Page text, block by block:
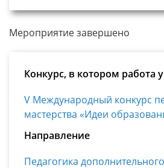
Мероприятие завершено
Конкурс, в котором работа
V Международный конкурс
мастерства «Идеи
Направление
Педагогика